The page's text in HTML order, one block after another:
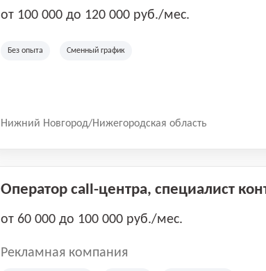
от 100 000 до 120 000 руб./мес.
Без опыта Сменный график
Нижний Новгород/Нижегородская область
Оператор call-центра, специалист
от 60 000 до 100 000 руб./мес.
Рекламная компания